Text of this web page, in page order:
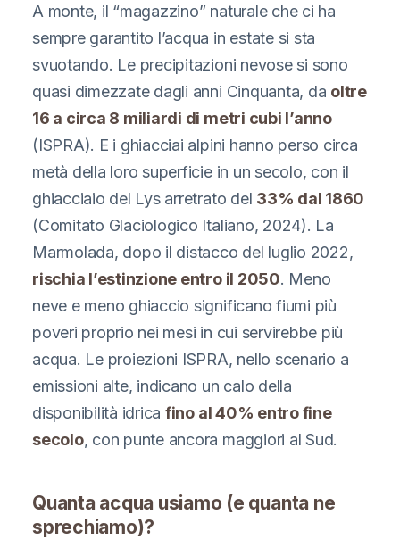
A monte, il “magazzino” naturale che ci ha
sempre garantito l’acqua in estate si sta
svuotando. Le precipitazioni nevose si sono
quasi dimezzate dagli anni Cinquanta, da oltre
16 a circa 8 miliardi di metri cubi l’anno
(ISPRA). E i ghiacciai alpini hanno perso circa
metà della loro superficie in un secolo, con il
ghiacciaio del Lys arretrato del 33% dal 1860
(Comitato Glaciologico Italiano, 2024). La
Marmolada, dopo il distacco del luglio 2022,
rischia l’estinzione entro il 2050. Meno
neve e meno ghiaccio significano fiumi più
poveri proprio nei mesi in cui servirebbe più
acqua. Le proiezioni ISPRA, nello scenario a
emissioni alte, indicano un calo della
disponibilità idrica fino al 40% entro fine
secolo, con punte ancora maggiori al Sud.
Quanta acqua usiamo (e quanta ne
sprechiamo)?